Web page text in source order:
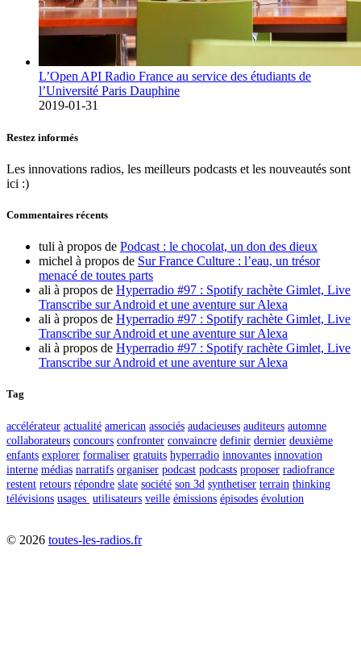
L’Open API Radio France au service des étudiants de
l’Université Paris Dauphine
2019-01-31
Restez informés
Les innovations radios, les meilleurs podcasts et les nouveautés sont
ici :)
Commentaires récents
tuli à propos de Podcast : le chocolat, un don des dieux
michel à propos de Sur France Culture : l’eau, un trésor
menacé de toutes parts
ali à propos de Hyperradio #97 : Spotify rachète Gimlet, Live
Transcribe sur Android et une aventure sur Alexa
ali à propos de Hyperradio #97 : Spotify rachète Gimlet, Live
Transcribe sur Android et une aventure sur Alexa
ali à propos de Hyperradio #97 : Spotify rachète Gimlet, Live
Transcribe sur Android et une aventure sur Alexa
Tag
accélérateur actualité american associés audacieuses auditeurs automne
collaborateurs concours confronter convaincre definir dernier deuxième
enfants explorer formaliser gratuits hyperradio innovantes innovation
interne médias narratifs organiser podcast podcasts proposer radiofrance
restent retours répondre slate société son 3d synthetiser terrain thinking
télévisions usages utilisateurs veille émissions épisodes évolution
© 2026 toutes-les-radios.fr